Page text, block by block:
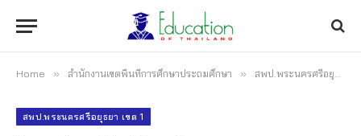
Home » สำนักงานเขตพื้นที่การศึกษาประถมศึกษา » สพป.พระนครศรีอยุธยา เขต 1
สพป.พระนครศรีอยุธยา เขต 1